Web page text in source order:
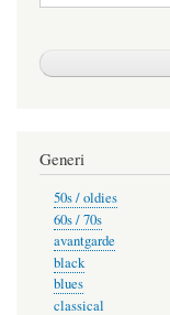
Generi
50s / oldies
60s / 70s
avantgarde
black
blues
classical